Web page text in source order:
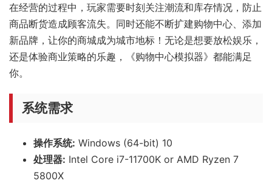
在经营的过程中，玩家需要时刻关注潮流和库存情况，防止
商品断货造成顾客流失。同时还能不断扩建购物中心、添加
新品牌，让你的商城成为城市地标！无论是想要放松娱乐，
还是体验商业策略的乐趣，《购物中心模拟器》都能满足
你。
系统需求
操作系统: Windows (64-bit) 10
处理器: Intel Core i7-11700K or AMD Ryzen 7
5800X